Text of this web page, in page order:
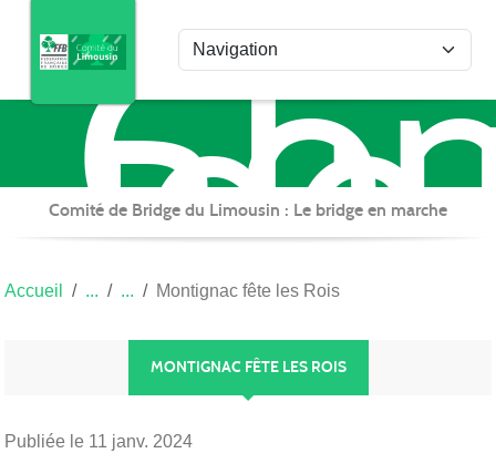
de
du
Comité de Bridge du Limousin : Le bridge en marche
Accueil Montignac fête les Rois
MONTIGNAC FÊTE LES ROIS
Publiée le 11 janv. 2024